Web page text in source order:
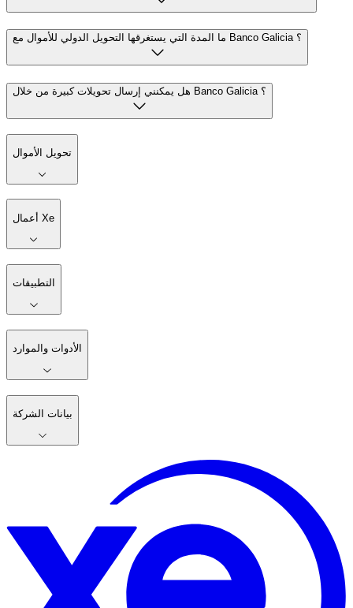
ما المدة التي يستغرقها التحويل الدولي للأموال مع Banco Galicia ؟
هل يمكنني إرسال تحويلات كبيرة من خلال Banco Galicia ؟
تحويل الأموال
أعمال Xe
التطبيقات
الأدوات والموارد
بيانات الشركة